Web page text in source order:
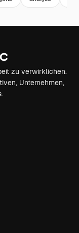
zu verwirklichen.
Unternehmen,